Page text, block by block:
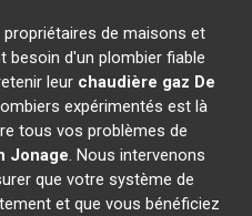
propriétaires de maisons et
besoin d'un plombier fiable
leur chaudière gaz De
expérimentés est là
tous vos problèmes de
Jonage. Nous intervenons
que votre système de
et que vous bénéficiez